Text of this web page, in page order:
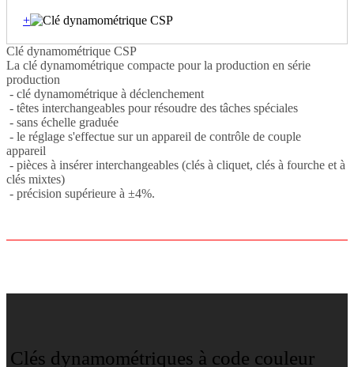
+
Clé dynamométrique CSP
La clé dynamométrique compacte pour la production en série
production
- clé dynamométrique à déclenchement
- têtes interchangeables pour résoudre des tâches spéciales
- sans échelle graduée
- le réglage s'effectue sur un appareil de contrôle de couple
appareil
- pièces à insérer interchangeables (clés à cliquet, clés à fourche et à
clés mixtes)
- précision supérieure à ±4%.
Clés dynamométriques à code couleur